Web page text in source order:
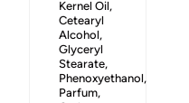
Kernel Oil,
Cetearyl
Alcohol,
Glyceryl
Stearate,
Phenoxyethanol,
Parfum,